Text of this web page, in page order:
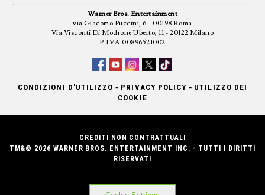
Warner Bros. Entertainment
via Giacomo Puccini, 6 - 00198 Roma
Via Visconti Di Modrone Uberto, 11 - 20122 Milano
P.IVA 00896521002
CONDIZIONI D'UTILIZZO - PRIVACY POLICY - UTILIZZO DEI
COOKIE
CREDITI NON CONTRATTUALI
TM&© 2026 WARNER BROS. ENTERTAINMENT INC. - TUTTI I DIRITTI
RISERVATI